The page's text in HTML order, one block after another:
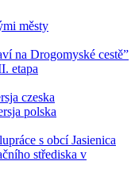
městy
na Drogomyské cestě”
etapa
czeska
polska
s obcí Jasienica
střediska v